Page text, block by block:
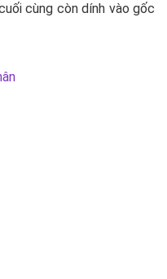
cùng còn dính vào gốc